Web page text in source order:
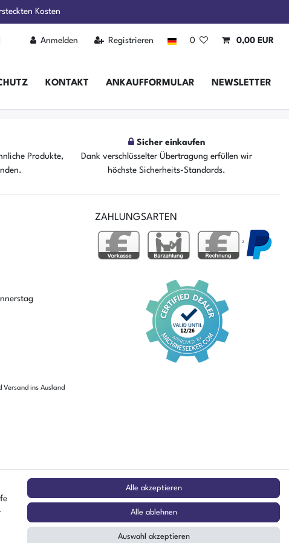
Kosten
Anmelden Registrieren 0 0,00 EUR
KONTAKT ANKAUFFORMULAR NEWSLETTER
Produkte,
Sicher einkaufen
Dank verschlüsselter Übertragung erfüllen wir
höchste Sicherheits-Standards.
ZAHLUNGSARTEN
²
Versand ins Ausland
Alle akzeptieren
Alle ablehnen
Auswahl akzeptieren